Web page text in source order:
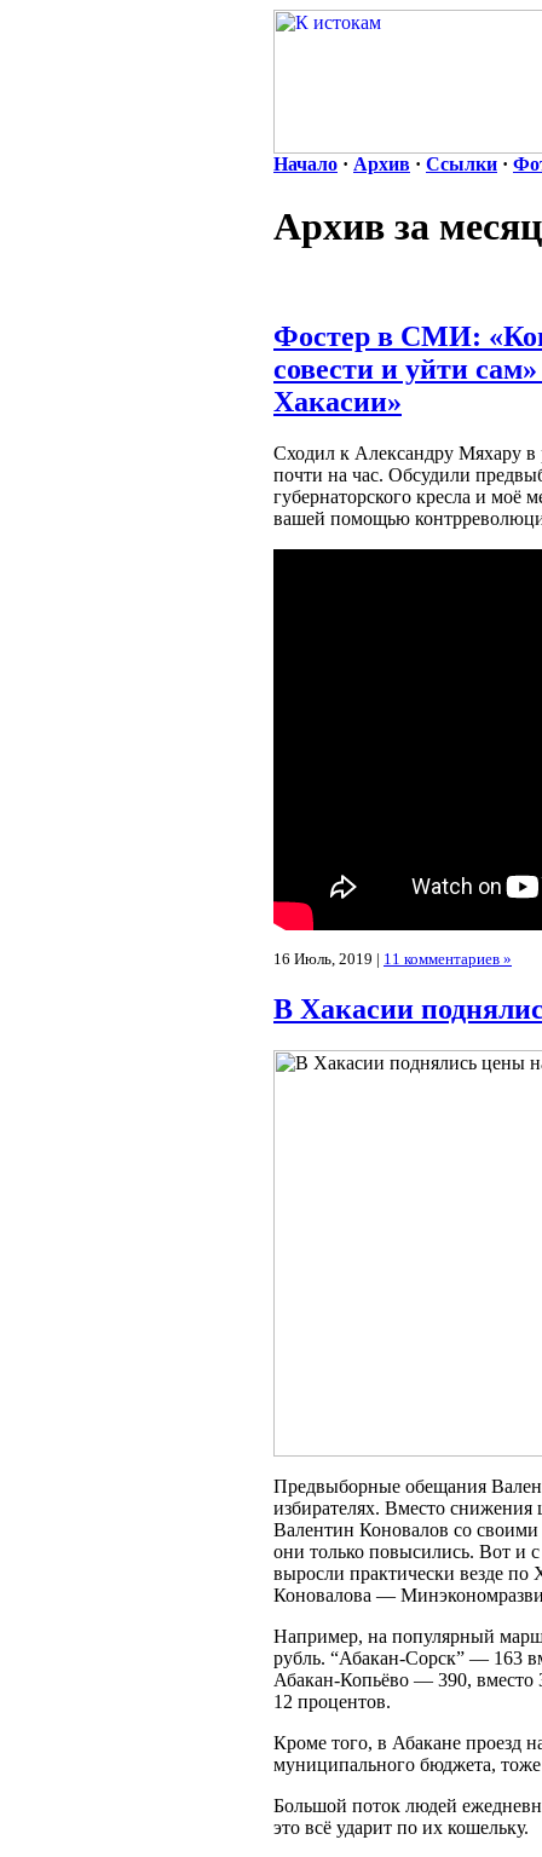
Начало · Архив · Ссылки ·
Архив за
Фостер в СМИ:
совести и уйти
Хакасии»
Сходил к Александру Мяхару в
почти на час. Обсудили
губернаторского кресла и моё
вашей помощью
16 Июль, 2019 | 11 комментариев »
В Хакасии
Предвыборные обещания
избирателях. Вместо снижения
Валентин Коновалов со
они только повысились. Вот и
выросли практически везде
Коновалова —
Например, на популярный
рубль. “Абакан-Сорск” — 163
Абакан-Копьёво — 390, вместо
12 процентов.
Кроме того, в Абакане проезд
муниципального бюджета,
Большой поток людей
это всё ударит по их кошельку.